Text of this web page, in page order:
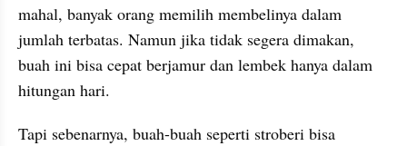
mahal, banyak orang memilih membelinya dalam
jumlah terbatas. Namun jika tidak segera dimakan,
buah ini bisa cepat berjamur dan lembek hanya dalam
hitungan hari.
Tapi sebenarnya, buah-buah seperti stroberi bisa